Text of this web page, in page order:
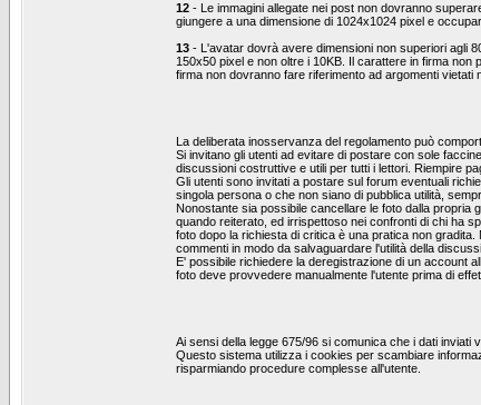
12 - Le immagini allegate nei post non dovranno
giungere a una dimensione di 1024x1024 pixel e
13 - L'avatar dovrà avere dimensioni non superiori agli
150x50 pixel e non oltre i 10KB. Il carattere in firma
firma non dovranno fare riferimento ad argomenti
La deliberata inosservanza del regolamento può
Si invitano gli utenti ad evitare di postare con sole
discussioni costruttive e utili per tutti i lettori. Riempire
Gli utenti sono invitati a postare sul forum eventuali
singola persona o che non siano di pubblica utilità,
Nonostante sia possibile cancellare le foto dalla
quando reiterato, ed irrispettoso nei confronti di chi ha
foto dopo la richiesta di critica è una pratica non
commenti in modo da salvaguardare l'utilità della
E' possibile richiedere la deregistrazione di un account
foto deve provvedere manualmente l'utente prima di
Ai sensi della legge 675/96 si comunica che i dati
Questo sistema utilizza i cookies per scambiare
risparmiando procedure complesse all'utente.